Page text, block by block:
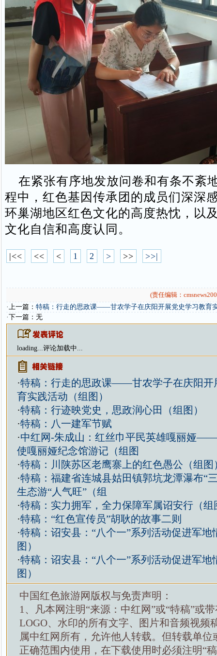
在紧张有序地发放问卷和有条不紊
程中，红色基因传承团的成员们深深
环巢湖地区红色文化的高度热忱，以
文化自信和高度认同。
|<< << < 1 2 > >> >>|
(责任编辑：
·上一篇： 特稿：行走的思政课——甘农学子在庆阳开展党史学习教育
·下一篇：无
loading...评论加载中...
·特稿：行走的思政课——甘农学子在庆阳开
育实践活动（组图）
·特稿：行迹映党史，思政润心田（组图）
·特稿：八一建军节赋
·中红网-朱成山：红丝巾平民英雄嘎丽娅
使嘎丽娅纪念馆游记（组图
·特稿：川陕苏区老鹰寨上的红色愚公（组图
·特稿：福建省连城县姑田镇郭坑龙潭瀑布“
生态游“人气旺”（组
·特稿：实力拥军，全力保障军属诏安行（组
·特稿：“红色宣传员”胡耿的故事二则
·特稿：诏安县：“八个一”系列活动促进军地
图）
·特稿：诏安县：“八个一”系列活动促进军地
图）
中国红色旅游网版权与免责声明：
1、凡本网注明“来源：中红网”或“特稿”或
LOGO、水印的所有文字、图片和音频视频
属中红网所有，允许他人转载。但转载单位
正确范围内使用，在下载使用时必须注明“